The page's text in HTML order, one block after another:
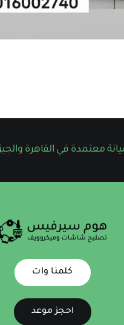
معتمدة في القاهرة
كلمنا وات
احجز موعد